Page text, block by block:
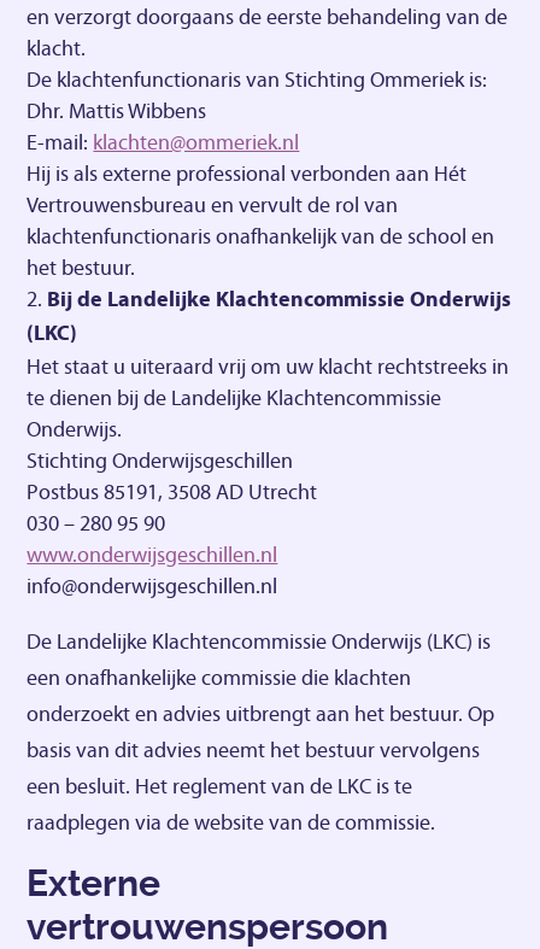
en verzorgt doorgaans de eerste behandeling van de
klacht.
De klachtenfunctionaris van Stichting Ommeriek is:
Dhr. Mattis Wibbens
E-mail: klachten@ommeriek.nl
Hij is als externe professional verbonden aan Hét
Vertrouwensbureau en vervult de rol van
klachtenfunctionaris onafhankelijk van de school en
het bestuur.
Bij de Landelijke Klachtencommissie Onderwijs
(LKC)
Het staat u uiteraard vrij om uw klacht rechtstreeks in
te dienen bij de Landelijke Klachtencommissie
Onderwijs.
Stichting Onderwijsgeschillen
Postbus 85191, 3508 AD Utrecht
030 – 280 95 90
www.onderwijsgeschillen.nl
info@onderwijsgeschillen.nl
De Landelijke Klachtencommissie Onderwijs (LKC) is
een onafhankelijke commissie die klachten
onderzoekt en advies uitbrengt aan het bestuur. Op
basis van dit advies neemt het bestuur vervolgens
een besluit. Het reglement van de LKC is te
raadplegen via de website van de commissie.
Externe
vertrouwenspersoon